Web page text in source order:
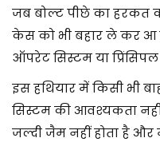
जब बोल्ट पीछे का हरकत
केस को भी बहार ले कर आ
ऑपरेट सिस्टम या
इस हथियार में किसी भी
सिस्टम की आवश्यकता
जल्दी जैम नहीं होता है